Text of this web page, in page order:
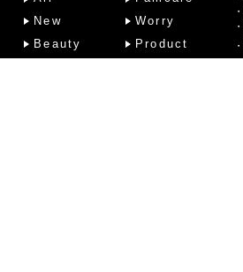
New
Beauty
Worry
Product